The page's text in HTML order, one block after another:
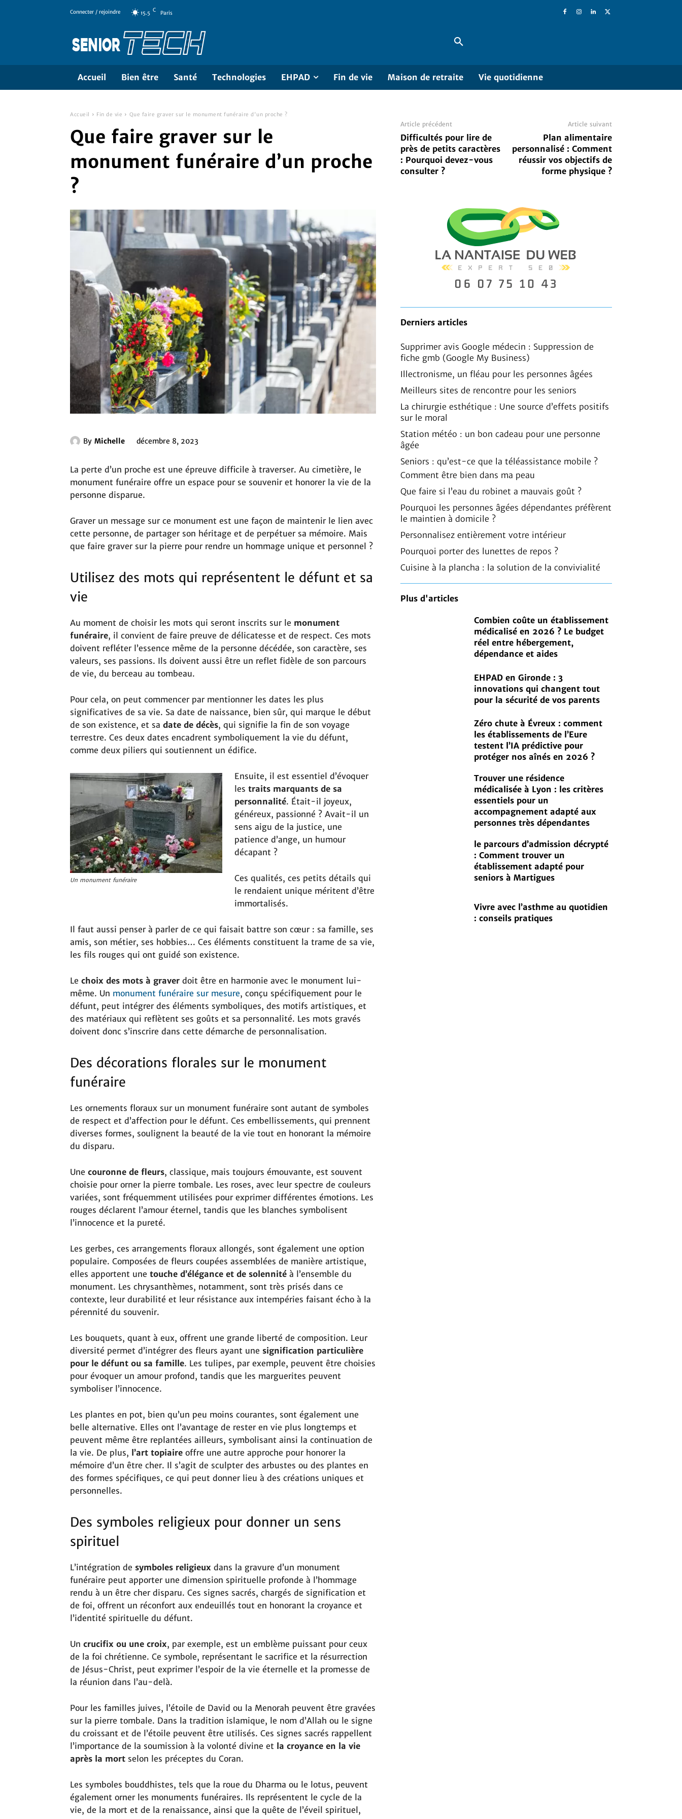
Connecter / rejoindre 15.5 C Paris
Accueil Bien être Santé Technologies EHPAD Fin de vie Maison de retraite Vie quotidienne
Accueil Fin de vie Que faire graver sur le monument funéraire d'un proche ?
Que faire graver sur le
monument funéraire d’un proche
?
By Michelle décembre 8, 2023
La perte d’un proche est une épreuve difficile à traverser. Au cimetière, le
monument funéraire offre un espace pour se souvenir et honorer la vie de la
personne disparue.
Graver un message sur ce monument est une façon de maintenir le lien avec
cette personne, de partager son héritage et de perpétuer sa mémoire. Mais
que faire graver sur la pierre pour rendre un hommage unique et personnel ?
Utilisez des mots qui représentent le défunt et sa
vie
Au moment de choisir les mots qui seront inscrits sur le monument
funéraire, il convient de faire preuve de délicatesse et de respect. Ces mots
doivent refléter l’essence même de la personne décédée, son caractère, ses
valeurs, ses passions. Ils doivent aussi être un reflet fidèle de son parcours
de vie, du berceau au tombeau.
Pour cela, on peut commencer par mentionner les dates les plus
significatives de sa vie. Sa date de naissance, bien sûr, qui marque le début
de son existence, et sa date de décès, qui signifie la fin de son voyage
terrestre. Ces deux dates encadrent symboliquement la vie du défunt,
comme deux piliers qui soutiennent un édifice.
Un monument funéraire
Ensuite, il est essentiel d’évoquer
les traits marquants de sa
personnalité. Était-il joyeux,
généreux, passionné ? Avait-il un
sens aigu de la justice, une
patience d’ange, un humour
décapant ?
Ces qualités, ces petits détails qui
le rendaient unique méritent d’être
immortalisés.
Il faut aussi penser à parler de ce qui faisait battre son cœur : sa famille, ses
amis, son métier, ses hobbies… Ces éléments constituent la trame de sa vie,
les fils rouges qui ont guidé son existence.
Le choix des mots à graver doit être en harmonie avec le monument lui-
même. Un monument funéraire sur mesure, conçu spécifiquement pour le
défunt, peut intégrer des éléments symboliques, des motifs artistiques, et
des matériaux qui reflètent ses goûts et sa personnalité. Les mots gravés
doivent donc s’inscrire dans cette démarche de personnalisation.
Des décorations florales sur le monument
funéraire
Les ornements floraux sur un monument funéraire sont autant de symboles
de respect et d’affection pour le défunt. Ces embellissements, qui prennent
diverses formes, soulignent la beauté de la vie tout en honorant la mémoire
du disparu.
Une couronne de fleurs, classique, mais toujours émouvante, est souvent
choisie pour orner la pierre tombale. Les roses, avec leur spectre de couleurs
variées, sont fréquemment utilisées pour exprimer différentes émotions. Les
rouges déclarent l’amour éternel, tandis que les blanches symbolisent
l’innocence et la pureté.
Les gerbes, ces arrangements floraux allongés, sont également une option
populaire. Composées de fleurs coupées assemblées de manière artistique,
elles apportent une touche d’élégance et de solennité à l’ensemble du
monument. Les chrysanthèmes, notamment, sont très prisés dans ce
contexte, leur durabilité et leur résistance aux intempéries faisant écho à la
pérennité du souvenir.
Les bouquets, quant à eux, offrent une grande liberté de composition. Leur
diversité permet d’intégrer des fleurs ayant une signification particulière
pour le défunt ou sa famille. Les tulipes, par exemple, peuvent être choisies
pour évoquer un amour profond, tandis que les marguerites peuvent
symboliser l’innocence.
Les plantes en pot, bien qu’un peu moins courantes, sont également une
belle alternative. Elles ont l’avantage de rester en vie plus longtemps et
peuvent même être replantées ailleurs, symbolisant ainsi la continuation de
la vie. De plus, l’art topiaire offre une autre approche pour honorer la
mémoire d’un être cher. Il s’agit de sculpter des arbustes ou des plantes en
des formes spécifiques, ce qui peut donner lieu à des créations uniques et
personnelles.
Des symboles religieux pour donner un sens
spirituel
L’intégration de symboles religieux dans la gravure d’un monument
funéraire peut apporter une dimension spirituelle profonde à l’hommage
rendu à un être cher disparu. Ces signes sacrés, chargés de signification et
de foi, offrent un réconfort aux endeuillés tout en honorant la croyance et
l’identité spirituelle du défunt.
Un crucifix ou une croix, par exemple, est un emblème puissant pour ceux
de la foi chrétienne. Ce symbole, représentant le sacrifice et la résurrection
de Jésus-Christ, peut exprimer l’espoir de la vie éternelle et la promesse de
la réunion dans l’au-delà.
Pour les familles juives, l’étoile de David ou la Menorah peuvent être gravées
sur la pierre tombale. Dans la tradition islamique, le nom d’Allah ou le signe
du croissant et de l’étoile peuvent être utilisés. Ces signes sacrés rappellent
l’importance de la soumission à la volonté divine et la croyance en la vie
après la mort selon les préceptes du Coran.
Les symboles bouddhistes, tels que la roue du Dharma ou le lotus, peuvent
également orner les monuments funéraires. Ils représentent le cycle de la
vie, de la mort et de la renaissance, ainsi que la quête de l’éveil spirituel,
Article précédent
Difficultés pour lire de
près de petits caractères
: Pourquoi devez-vous
consulter ?
Article suivant
Plan alimentaire
personnalisé : Comment
réussir vos objectifs de
forme physique ?
Derniers articles
Supprimer avis Google médecin : Suppression de
fiche gmb (Google My Business)
Illectronisme, un fléau pour les personnes âgées
Meilleurs sites de rencontre pour les seniors
La chirurgie esthétique : Une source d’effets positifs
sur le moral
Station météo : un bon cadeau pour une personne
âgée
Seniors : qu’est-ce que la téléassistance mobile ?
Comment être bien dans ma peau
Que faire si l’eau du robinet a mauvais goût ?
Pourquoi les personnes âgées dépendantes préfèrent
le maintien à domicile ?
Personnalisez entièrement votre intérieur
Pourquoi porter des lunettes de repos ?
Cuisine à la plancha : la solution de la convivialité
Plus d'articles
Combien coûte un établissement
médicalisé en 2026 ? Le budget
réel entre hébergement,
dépendance et aides
EHPAD en Gironde : 3
innovations qui changent tout
pour la sécurité de vos parents
Zéro chute à Évreux : comment
les établissements de l’Eure
testent l’IA prédictive pour
protéger nos aînés en 2026 ?
Trouver une résidence
médicalisée à Lyon : les critères
essentiels pour un
accompagnement adapté aux
personnes très dépendantes
le parcours d’admission décrypté
: Comment trouver un
établissement adapté pour
seniors à Martigues
Vivre avec l’asthme au quotidien
: conseils pratiques